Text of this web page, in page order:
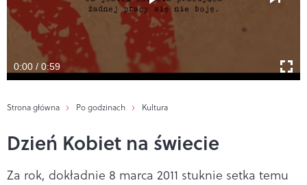
0:00 / 0:59
Strona główna Po godzinach Kultura
Dzień Kobiet na świecie
Za rok, dokładnie 8 marca 2011 stuknie setka temu